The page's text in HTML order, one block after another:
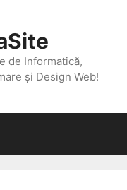
de Informatică,
și Design Web!